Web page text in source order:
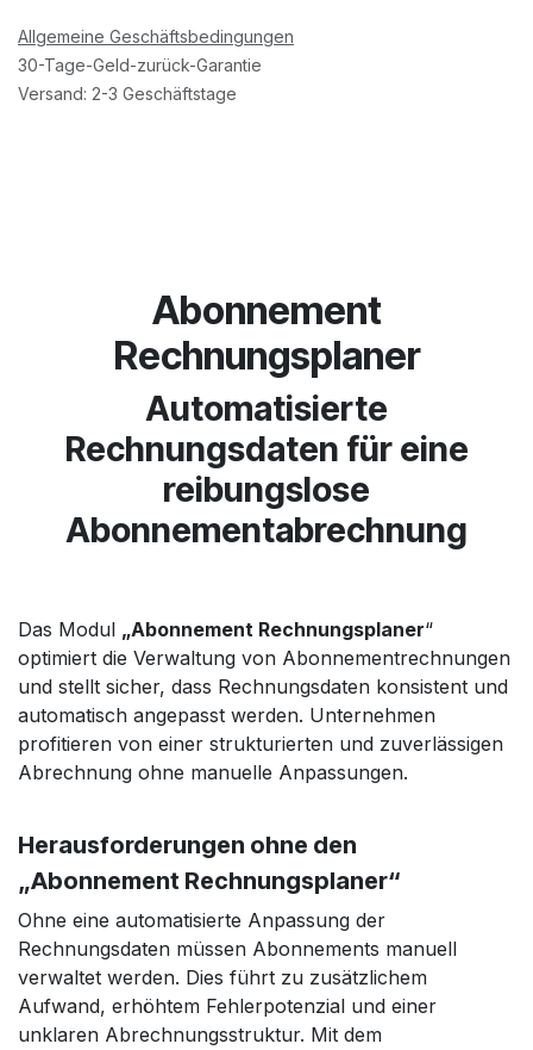
Allgemeine Geschäftsbedingungen
30-Tage-Geld-zurück-Garantie
Versand: 2-3 Geschäftstage
Abonnement
Rechnungsplaner
Automatisierte
Rechnungsdaten für eine
reibungslose
Abonnementabrechnung
Das Modul „Abonnement Rechnungsplaner“
optimiert die Verwaltung von Abonnementrechnungen
und stellt sicher, dass Rechnungsdaten konsistent und
automatisch angepasst werden. Unternehmen
profitieren von einer strukturierten und zuverlässigen
Abrechnung ohne manuelle Anpassungen.
Herausforderungen ohne den
„Abonnement Rechnungsplaner“
Ohne eine automatisierte Anpassung der
Rechnungsdaten müssen Abonnements manuell
verwaltet werden. Dies führt zu zusätzlichem
Aufwand, erhöhtem Fehlerpotenzial und einer
unklaren Abrechnungsstruktur. Mit dem